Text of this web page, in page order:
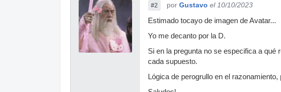
#2 por Gustavo el 10/10/2023
Estimado tocayo de imagen de Avatar...
Yo me decanto por la D.
Si en la pregunta no se especifica a
cada supuesto.
Lógica de perogrullo en el razonamiento,